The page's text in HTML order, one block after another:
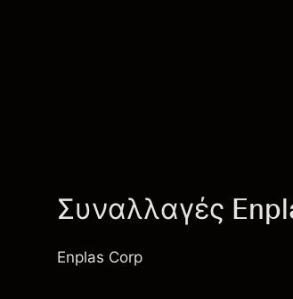
Συναλλαγές
Enplas Corp